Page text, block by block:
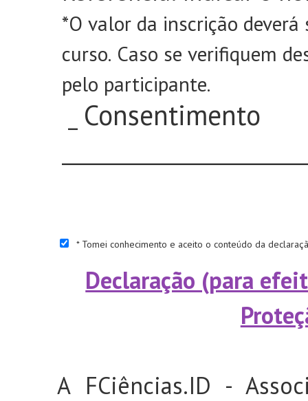
*O valor da inscrição
curso. Caso se verifiquem
pelo participante.
Consentimento
* Tomei conhecimento e aceito o conteúdo da
Declaração (para
A FCiências.ID -